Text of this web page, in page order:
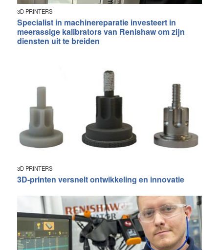
3D PRINTERS
Specialist in machinereparatie investeert in
meerassige kalibrators van Renishaw om zijn
diensten uit te breiden
3D PRINTERS
3D-printen versnelt ontwikkeling en innovatie